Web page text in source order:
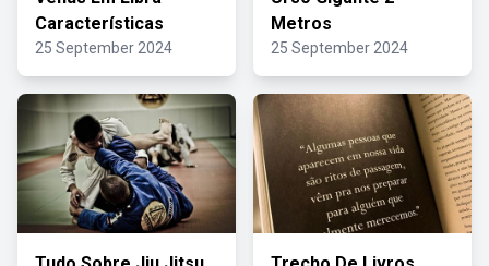
Características
25 September 2024
Metros
25 September 2024